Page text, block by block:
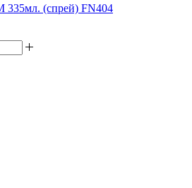
335мл. (спрей) FN404